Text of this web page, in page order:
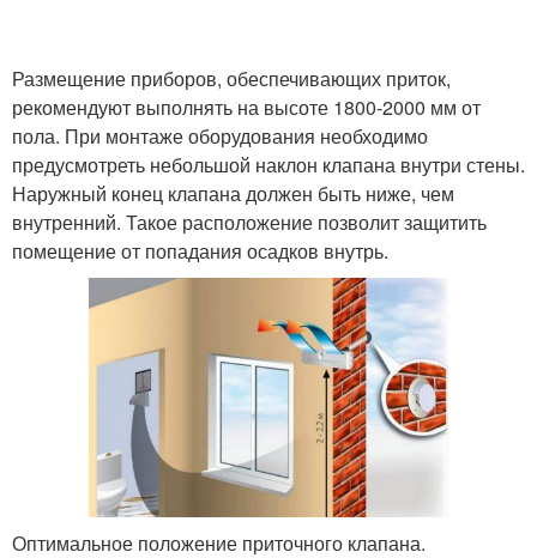
Размещение приборов, обеспечивающих приток,
рекомендуют выполнять на высоте 1800-2000 мм от
пола. При монтаже оборудования необходимо
предусмотреть небольшой наклон клапана внутри стены.
Наружный конец клапана должен быть ниже, чем
внутренний. Такое расположение позволит защитить
помещение от попадания осадков внутрь.
Оптимальное положение приточного клапана.